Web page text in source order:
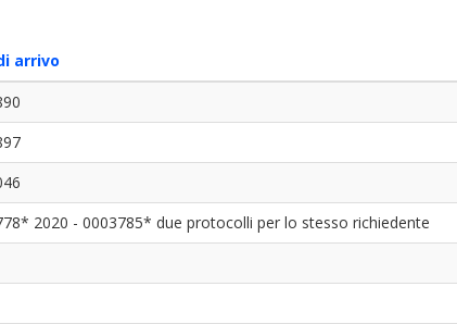
arrivo
2020 - 0003785* due protocolli per lo stesso richiedente